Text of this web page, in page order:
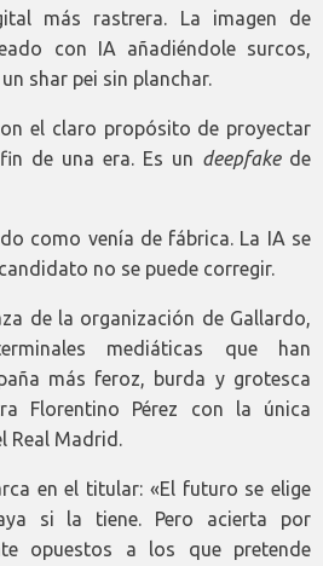
más rastrera. La imagen de
con IA añadiéndole surcos,
shar pei sin planchar.
el claro propósito de proyectar
de una era. Es un deepfakede
como venía de fábrica. La IA se
no se puede corregir.
de la organización de Gallardo,
mediáticas que han
más feroz, burda y grotesca
Florentino Pérez con la única
Madrid.
en el titular: «El futuro se elige
si la tiene. Pero acierta por
opuestos a los que pretende